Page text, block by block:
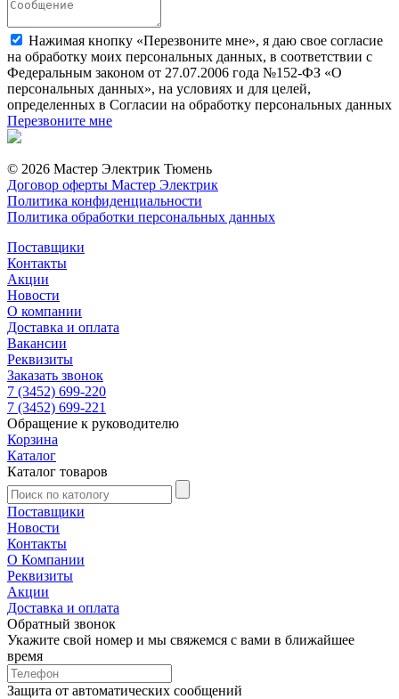
Нажимая кнопку «Перезвоните мне», я даю свое согласие
на обработку моих персональных данных, в соответствии с
Федеральным законом от 27.07.2006 года №152-ФЗ «О
персональных данных», на условиях и для целей,
определенных в Согласии на обработку персональных данных
Перезвоните мне
© 2026 Мастер Электрик Тюмень
Договор оферты Мастер Электрик
Политика конфиденциальности
Политика обработки персональных данных
Поставщики
Контакты
Акции
Новости
О компании
Доставка и оплата
Вакансии
Реквизиты
Заказать звонок
7 (3452) 699-220
7 (3452) 699-221
Обращение к руководителю
Корзина
Каталог
Каталог товаров
Поставщики
Новости
Контакты
О Компании
Реквизиты
Акции
Доставка и оплата
Обратный звонок
Укажите свой номер и мы свяжемся с вами в ближайшее
время
Защита от автоматических сообщений